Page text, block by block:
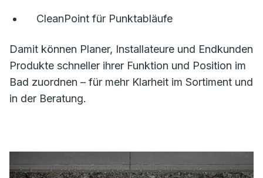
CleanPoint für Punktabläufe
Damit können Planer, Installateure und Endkunden
Produkte schneller ihrer Funktion und Position im
Bad zuordnen – für mehr Klarheit im Sortiment und
in der Beratung.